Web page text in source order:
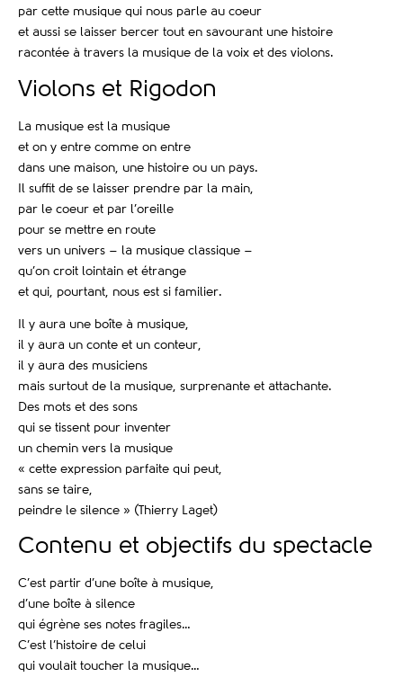
par cette musique qui nous parle au coeur
et aussi se laisser bercer tout en savourant une histoire
racontée à travers la musique de la voix et des violons.
Violons et Rigodon
La musique est la musique
et on y entre comme on entre
dans une maison, une histoire ou un pays.
Il suffit de se laisser prendre par la main,
par le coeur et par l’oreille
pour se mettre en route
vers un univers – la musique classique –
qu’on croit lointain et étrange
et qui, pourtant, nous est si familier.
Il y aura une boîte à musique,
il y aura un conte et un conteur,
il y aura des musiciens
mais surtout de la musique, surprenante et attachante.
Des mots et des sons
qui se tissent pour inventer
un chemin vers la musique
« cette expression parfaite qui peut,
sans se taire,
peindre le silence » (Thierry Laget)
Contenu et objectifs du spectacle
C’est partir d’une boîte à musique,
d’une boîte à silence
qui égrène ses notes fragiles…
C’est l’histoire de celui
qui voulait toucher la musique…